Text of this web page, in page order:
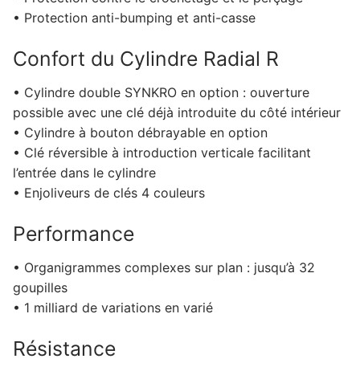
• Protection anti-bumping et anti-casse
Confort du Cylindre Radial R
• Cylindre double SYNKRO en option : ouverture
possible avec une clé déjà introduite du côté intérieur
• Cylindre à bouton débrayable en option
• Clé réversible à introduction verticale facilitant
l’entrée dans le cylindre
• Enjoliveurs de clés 4 couleurs
Performance
• Organigrammes complexes sur plan : jusqu’à 32
goupilles
• 1 milliard de variations en varié
Résistance